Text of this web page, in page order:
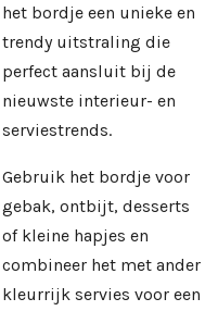
het bordje een unieke en
trendy uitstraling die
perfect aansluit bij de
nieuwste interieur- en
serviestrends.
Gebruik het bordje voor
gebak, ontbijt, desserts
of kleine hapjes en
combineer het met ander
kleurrijk servies voor een